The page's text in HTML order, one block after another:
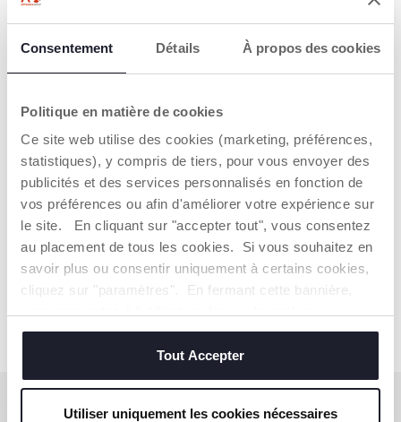
Consentement Détails À propos des cookies
Politique en matière de cookies
Ce site web utilise des cookies (marketing, préférences,
statistiques), y compris de tiers, pour vous envoyer des
publicités et des services personnalisés en fonction de
vos préférences ou afin d'améliorer votre expérience sur
le site. En cliquant sur "accepter tout", vous consentez
au placement de tous les cookies. Si vous souhaitez en
savoir plus ou consentir uniquement à certains cookies,
cliquez sur "paramètres". En fermant cette bannière,
techniques, qui sont essentiels au service demandé.
Tout Accepter
Utiliser uniquement les cookies nécessaires
Mon premier Piano
24,99 €
AJOUTER
S'ABONNER À LA NEWSLETTER